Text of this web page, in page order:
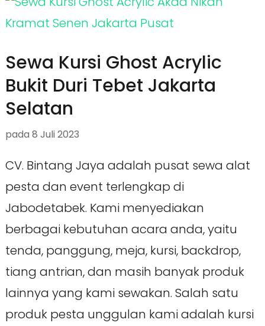
Sewa Kursi Ghost Acrylic
Bukit Duri Tebet Jakarta
Selatan
pada 8 Juli 2023
CV. Bintang Jaya adalah pusat sewa alat
pesta dan event terlengkap di
Jabodetabek. Kami menyediakan
berbagai kebutuhan acara anda, yaitu
tenda, panggung, meja, kursi, backdrop,
tiang antrian, dan masih banyak produk
lainnya yang kami sewakan. Salah satu
produk pesta unggulan kami adalah kursi